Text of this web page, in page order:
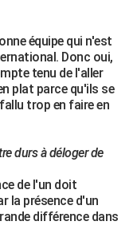
équipe qui n'est
Donc oui,
tenu de l'aller
plat parce qu'ils se
trop en faire en
durs à déloger de
de l'un doit
la présence d'un
différence dans